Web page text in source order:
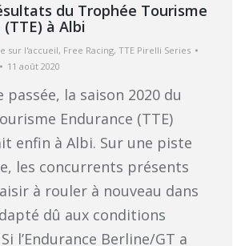
du Trophée Tourisme
à Albi
sur l'accueil, Free Racing, TTE Pirelli Series
11 août 2020
passée, la saison 2020 du
Endurance (TTE)
enfin à Albi. Sur une piste
les concurrents présents
à rouler à nouveau dans
dû aux conditions
l’Endurance Berline/GT a